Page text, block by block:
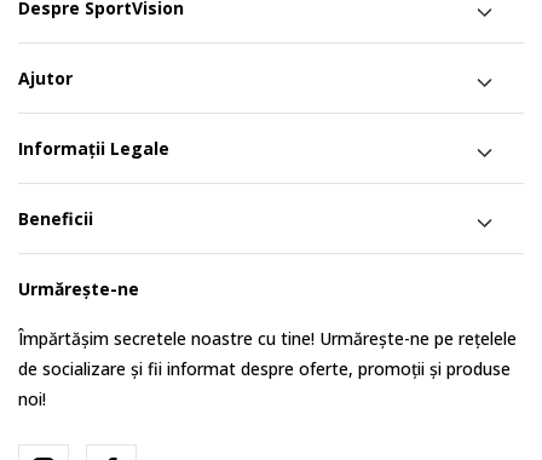
Despre SportVision
Ajutor
Informații Legale
Beneficii
Urmărește-ne
Împărtășim secretele noastre cu tine! Urmărește-ne pe rețelele
de socializare și fii informat despre oferte, promoții și produse
noi!